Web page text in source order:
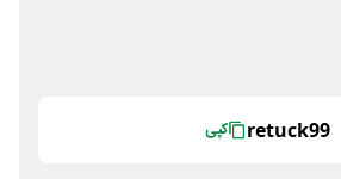
retuck99 کپی